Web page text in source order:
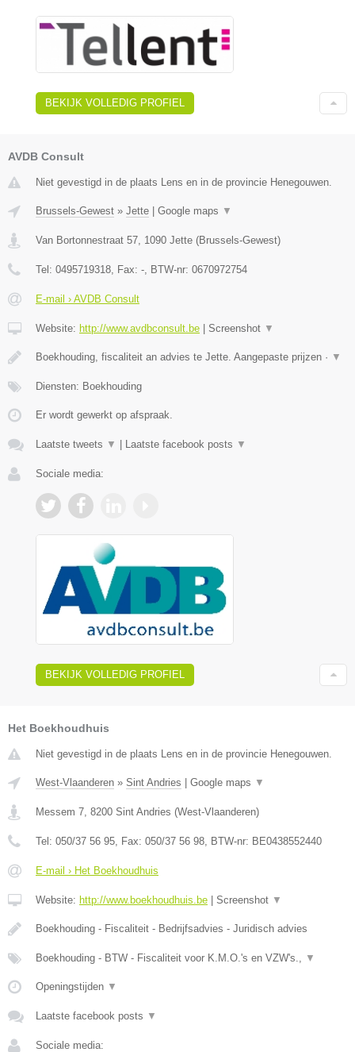
BEKIJK VOLLEDIG PROFIEL
AVDB Consult
Niet gevestigd in de plaats Lens en in de provincie Henegouwen.
Brussels-Gewest » Jette Google maps ▼
Van Bortonnestraat 57, 1090 Jette (Brussels-Gewest)
Tel: 0495719318, Fax: -, BTW-nr: 0670972754
E-mail › AVDB Consult
Website: http://www.avdbconsult.be Screenshot ▼
Boekhouding, fiscaliteit an advies te Jette. Aangepaste prijzen · ▼
Diensten: Boekhouding
Er wordt gewerkt op afspraak.
Laatste tweets ▼ Laatste facebook posts ▼
Sociale media:
BEKIJK VOLLEDIG PROFIEL
Het Boekhoudhuis
Niet gevestigd in de plaats Lens en in de provincie Henegouwen.
West-Vlaanderen » Sint Andries Google maps ▼
Messem 7 8200 Sint Andries (West-Vlaanderen)
Tel: 050/37 56 95 , Fax: 050/37 56 98 , BTW-nr: BE0438552440
E-mail › Het Boekhoudhuis
Website: http://www.boekhoudhuis.be Screenshot ▼
Boekhouding - Fiscaliteit - Bedrijfsadvies - Juridisch advies
Boekhouding - BTW - Fiscaliteit voor K.M.O.'s en VZW's., ▼
Openingstijden ▼
Laatste facebook posts ▼
Sociale media: